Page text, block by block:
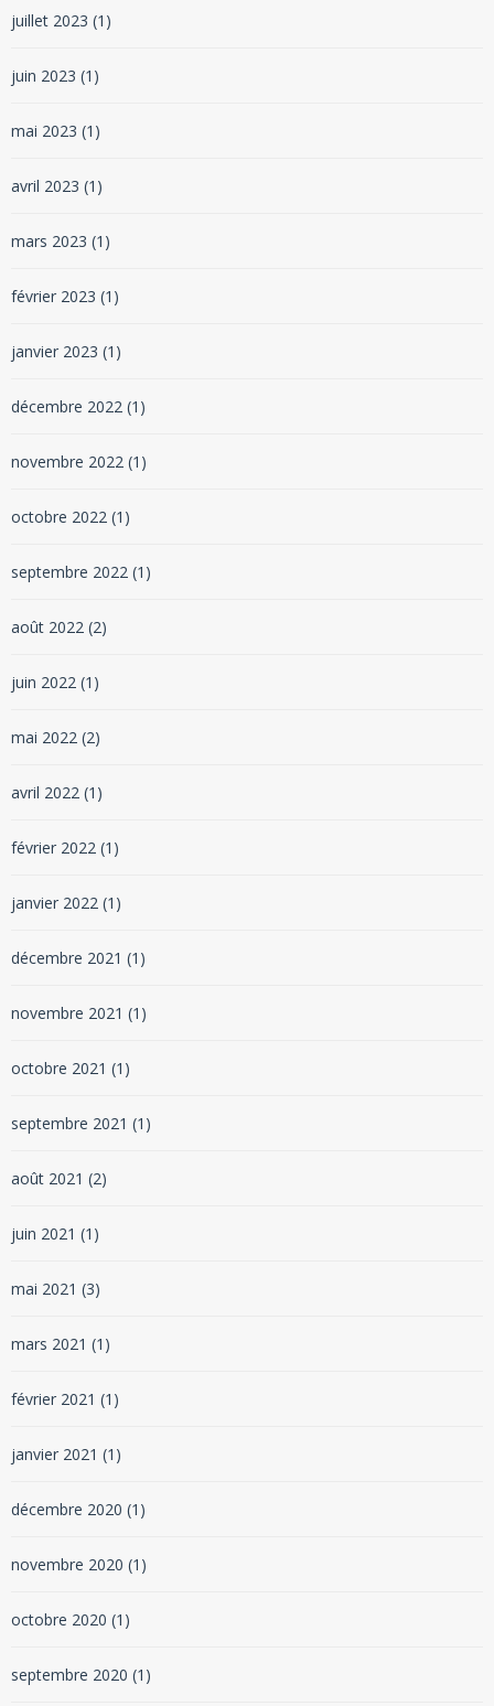
juillet 2023 (1)
juin 2023 (1)
mai 2023 (1)
avril 2023 (1)
mars 2023 (1)
février 2023 (1)
janvier 2023 (1)
décembre 2022 (1)
novembre 2022 (1)
octobre 2022 (1)
septembre 2022 (1)
août 2022 (2)
juin 2022 (1)
mai 2022 (2)
avril 2022 (1)
février 2022 (1)
janvier 2022 (1)
décembre 2021 (1)
novembre 2021 (1)
octobre 2021 (1)
septembre 2021 (1)
août 2021 (2)
juin 2021 (1)
mai 2021 (3)
mars 2021 (1)
février 2021 (1)
janvier 2021 (1)
décembre 2020 (1)
novembre 2020 (1)
octobre 2020 (1)
septembre 2020 (1)